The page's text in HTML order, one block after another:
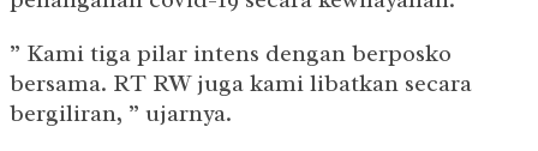
” Kami tiga pilar intens dengan berposko
bersama. RT RW juga kami libatkan secara
bergiliran, ” ujarnya.